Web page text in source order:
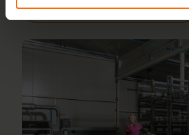
Lees meer over onze fabriek